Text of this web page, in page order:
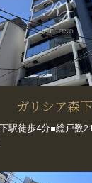
ガリシア森
駅徒歩4分■総戸数